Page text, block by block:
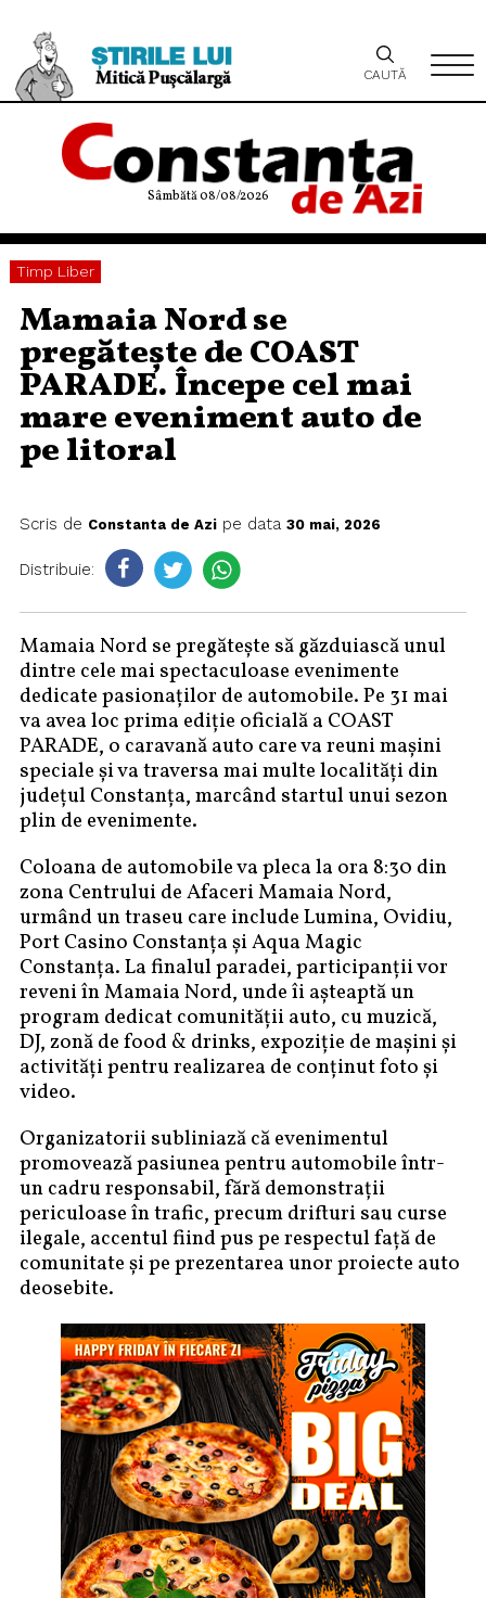
Sâmbătă 08/08/2026
CAUTĂ
Timp Liber
Mamaia Nord se
pregătește de COAST
PARADE. Începe cel mai
mare eveniment auto de
pe litoral
Scris de Constanta de Azipe data 30 mai, 2026
Distribuie:
Mamaia Nord se pregătește să găzduiască unul
dintre cele mai spectaculoase evenimente
dedicate pasionaților de automobile. Pe 31 mai
va avea loc prima ediție oficială a COAST
PARADE, o caravană auto care va reuni mașini
speciale și va traversa mai multe localități din
județul Constanța, marcând startul unui sezon
plin de evenimente.
Coloana de automobile va pleca la ora 8:30 din
zona Centrului de Afaceri Mamaia Nord,
urmând un traseu care include Lumina, Ovidiu,
Port Casino Constanța și Aqua Magic
Constanța. La finalul paradei, participanții vor
reveni în Mamaia Nord, unde îi așteaptă un
program dedicat comunității auto, cu muzică,
DJ, zonă de food & drinks, expoziție de mașini și
activități pentru realizarea de conținut foto și
video.
Organizatorii subliniază că evenimentul
promovează pasiunea pentru automobile într-
un cadru responsabil, fără demonstrații
periculoase în trafic, precum drifturi sau curse
ilegale, accentul fiind pus pe respectul față de
comunitate și pe prezentarea unor proiecte auto
deosebite.